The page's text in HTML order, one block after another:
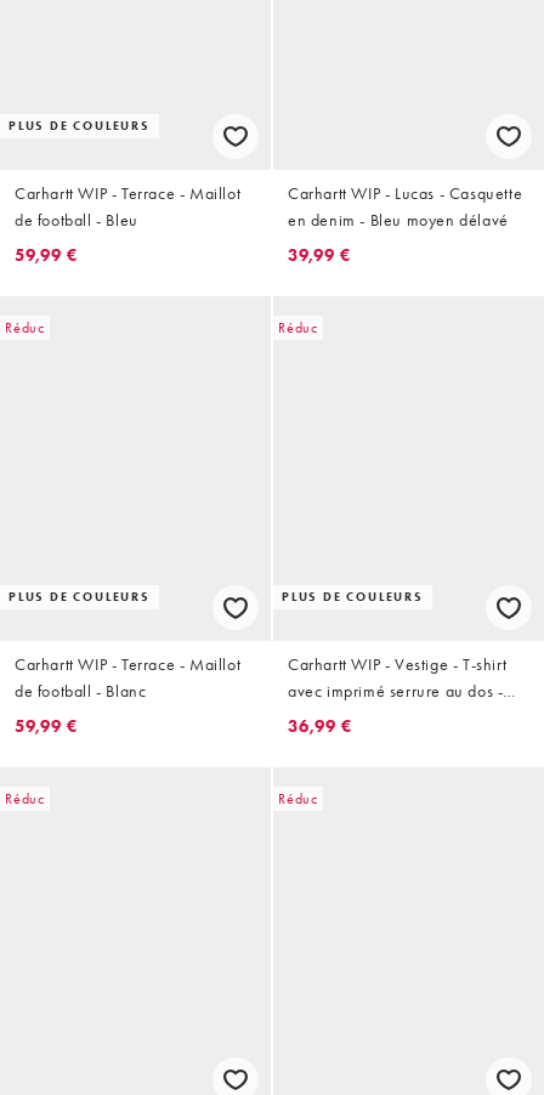
PLUS DE COULEURS
Carhartt WIP - Terrace - Maillot
de football - Bleu
59,99 €
Carhartt WIP - Lucas - Casquette
en denim - Bleu moyen délavé
39,99 €
Réduc
PLUS DE COULEURS
Carhartt WIP - Terrace - Maillot
de football - Blanc
59,99 €
Réduc
PLUS DE COULEURS
Carhartt WIP - Vestige - T-shirt
avec imprimé serrure au dos -
Blanc
36,99 €
Réduc Réduc